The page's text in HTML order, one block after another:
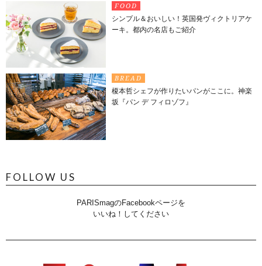
FOOD
シンプル＆おいしい！英国発ヴィクトリアケ
ーキ。都内の名店もご紹介
BREAD
榎本哲シェフが作りたいパンがここに。神楽
坂『パン デ フィロゾフ』
FOLLOW US
PARISmagのFacebookページを
いいね！してください